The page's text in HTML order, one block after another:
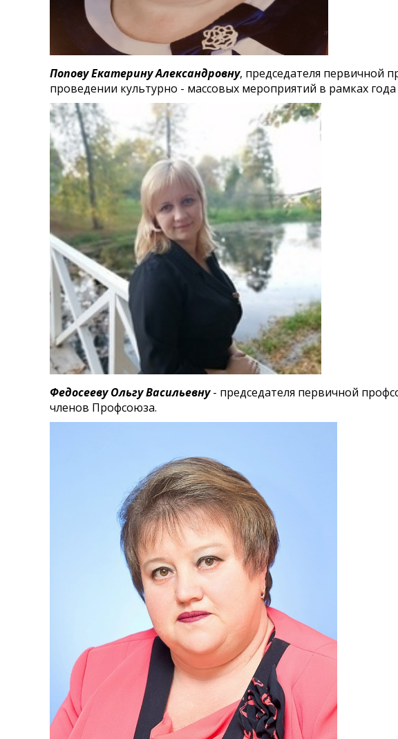
ПоповуЕкатеринуАлександровну, председателя первичной
проведении культурно - массовых мероприятий в рамках года
Федосееву Ольгу Васильевну- председателя первичной
членов Профсоюза.